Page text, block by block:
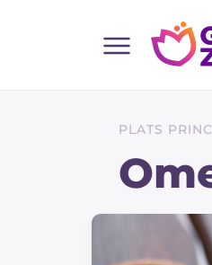
Toutes les recettes
Plats principaux
Boissons et
PLATS